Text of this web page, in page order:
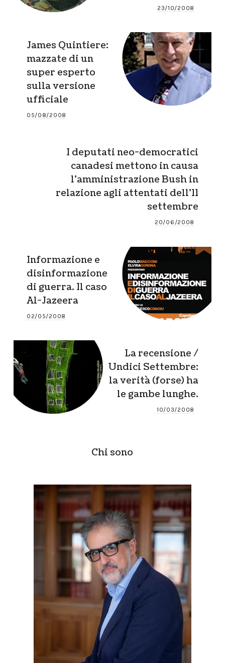
23/10/2008
James Quintiere:
mazzate di un
super esperto
sulla versione
ufficiale
05/08/2008
I deputati neo-democratici
canadesi mettono in causa
l’amministrazione Bush in
relazione agli attentati dell’11
settembre
20/06/2008
Informazione e
disinformazione
di guerra. Il caso
Al-Jazeera
02/05/2008
La recensione /
Undici Settembre:
la verità (forse) ha
le gambe lunghe.
10/03/2008
Chi sono